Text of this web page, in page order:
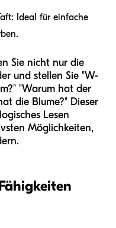
Ideal für einfache
Sie nicht nur die
und stellen Sie "W-
"Warum hat der
die Blume?" Dieser
Lesen
Möglichkeiten,